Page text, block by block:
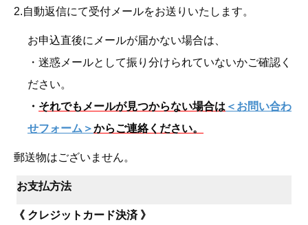
2.自動返信にて受付メールをお送りいたします。
お申込直後にメールが届かない場合は、
・迷惑メールとして振り分けられていないかご確認く
ださい。
・ それでもメールが見つからない場合は ＜お問い合わ
せフォーム＞からご連絡ください。
郵送物はございません。
お支払方法
《 クレジットカード決済 》